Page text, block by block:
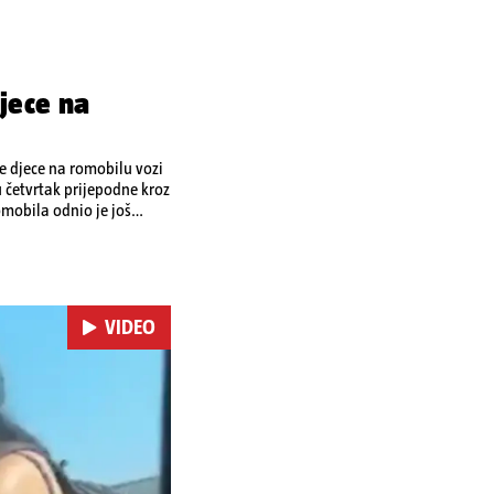
na
djece na romobilu vozi
prijepodne kroz
odnio je još
VIDEO